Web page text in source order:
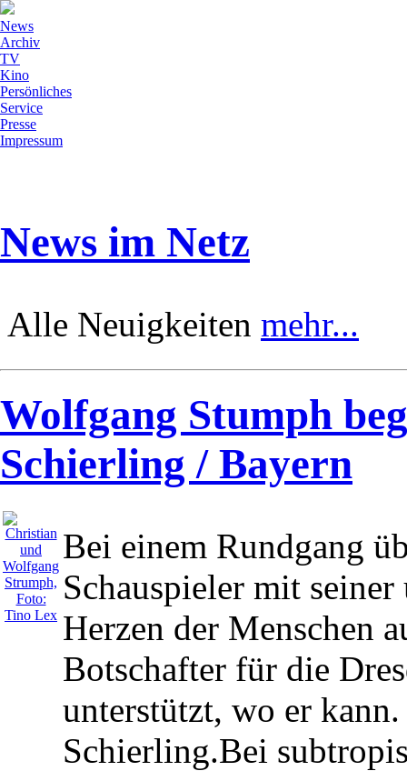
News
Archiv
TV
Kino
Persönliches
Service
Presse
Impressum
News im Netz
Alle Neuigkeiten mehr...
Wolfgang Stumph
Schierling / Bayern
Bei einem Rundgang
Schauspieler mit
Herzen der Menschen
Botschafter für die
unterstützt, wo er
Schierling.Bei